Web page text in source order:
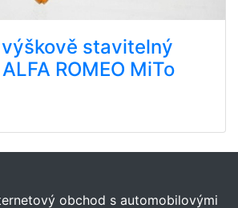
stavitelný
ROMEO MiTo
obchod s automobilovými